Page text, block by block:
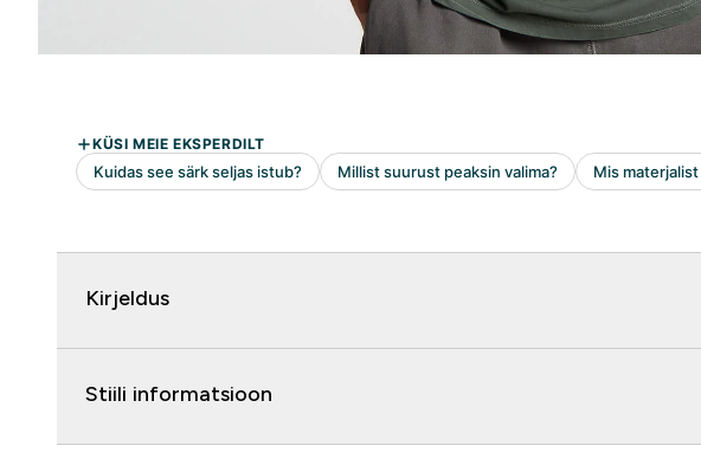
Kirjeldus
Stiili informatsioon